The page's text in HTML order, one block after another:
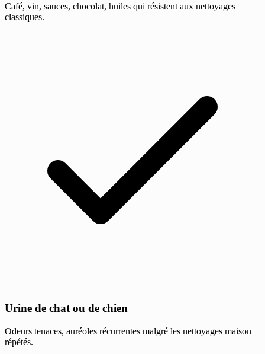
Café, vin, sauces, chocolat, huiles qui résistent aux nettoyages
classiques.
Urine de chat ou de chien
Odeurs tenaces, auréoles récurrentes malgré les nettoyages maison
répétés.